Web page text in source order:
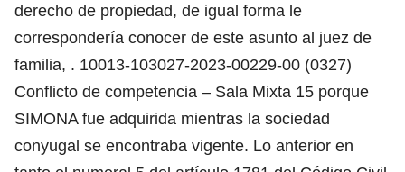
derecho de propiedad, de igual forma le
correspondería conocer de este asunto al juez de
familia, . 10013-103027-2023-00229-00 (0327)
Conflicto de competencia – Sala Mixta 15 porque
SIMONA fue adquirida mientras la sociedad
conyugal se encontraba vigente. Lo anterior en